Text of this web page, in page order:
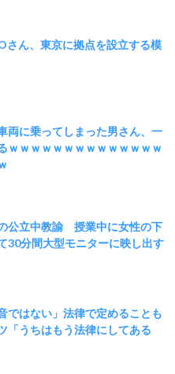
さん、東京に拠点を設立する模
両に乗ってしまった男さん、一
ｗｗｗｗｗｗｗｗｗｗｗｗｗｗ
公立中教諭 授業中に女性の下
30分間大型モニターに映し出す
ではない」法律で定めることも
うちはもう法律にしてある